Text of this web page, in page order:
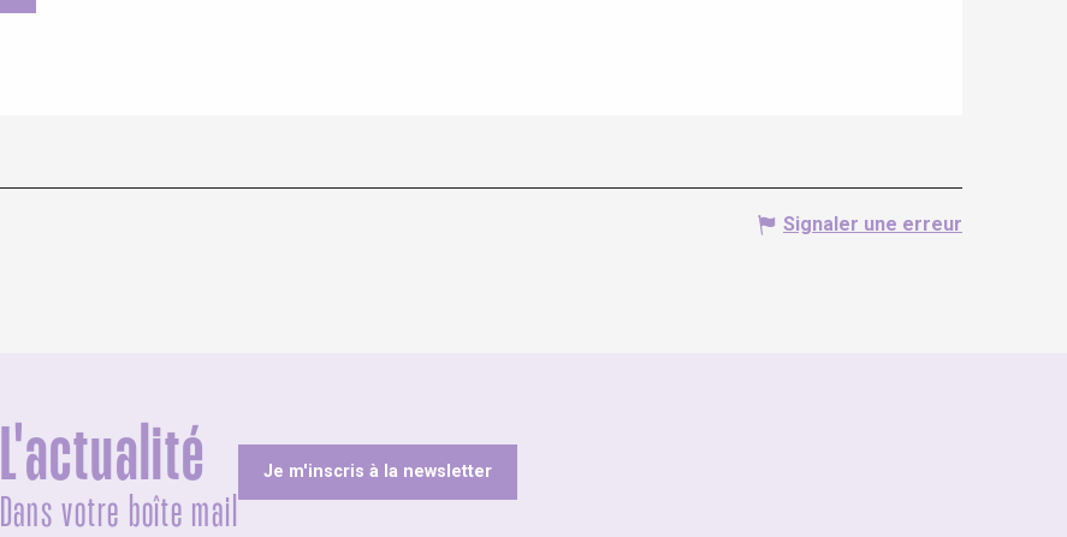
Signaler une erreur
L'actualité
Dans votre boîte mail
Je m'inscris à la newsletter